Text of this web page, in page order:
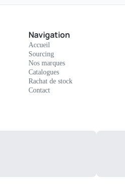
Navigation
Accueil
Sourcing
Nos marques
Catalogues
Rachat de stock
Contact